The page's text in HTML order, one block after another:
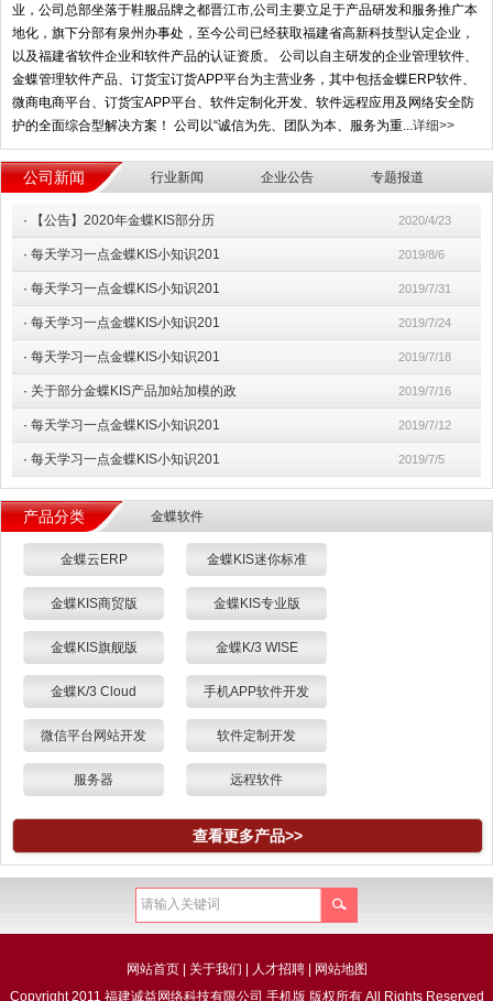
业，公司总部坐落于鞋服品牌之都晋江市,公司主要立足于产品研发和服务推广本
地化，旗下分部有泉州办事处，至今公司已经获取福建省高新科技型认定企业，
以及福建省软件企业和软件产品的认证资质。 公司以自主研发的企业管理软件、
金蝶管理软件产品、订货宝订货APP平台为主营业务，其中包括金蝶ERP软件、
微商电商平台、订货宝APP平台、软件定制化开发、软件远程应用及网络安全防
护的全面综合型解决方案！ 公司以“诚信为先、团队为本、服务为重...详细>>
公司新闻 行业新闻 企业公告 专题报道
· 【公告】2020年金蝶KIS部分历 2020/4/23
· 每天学习一点金蝶KIS小知识201 2019/8/6
· 每天学习一点金蝶KIS小知识201 2019/7/31
· 每天学习一点金蝶KIS小知识201 2019/7/24
· 每天学习一点金蝶KIS小知识201 2019/7/18
· 关于部分金蝶KIS产品加站加模的政 2019/7/16
· 每天学习一点金蝶KIS小知识201 2019/7/12
· 每天学习一点金蝶KIS小知识201 2019/7/5
产品分类 金蝶软件
金蝶云ERP 金蝶KIS迷你标准
金蝶KIS商贸版 金蝶KIS专业版
金蝶KIS旗舰版 金蝶K/3 WISE
金蝶K/3 Cloud 手机APP软件开发
微信平台网站开发 软件定制开发
服务器 远程软件
查看更多产品>>
网站首页| 关于我们 人才招聘|
网站地图
Copyright 2011 福建诚益网络科技有限公司 手机版 版权所有 All Rights Reserved